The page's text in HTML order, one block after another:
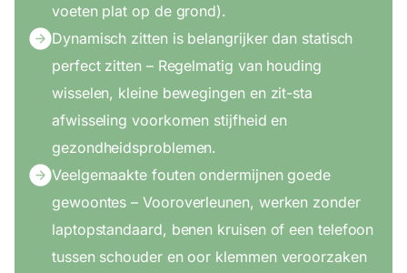
voeten plat op de grond).
Dynamisch zitten is belangrijker dan statisch
perfect zitten – Regelmatig van houding
wisselen, kleine bewegingen en zit-sta
afwisseling voorkomen stijfheid en
gezondheidsproblemen.
Veelgemaakte fouten ondermijnen goede
gewoontes – Vooroverleunen, werken zonder
laptopstandaard, benen kruisen of een telefoon
tussen schouder en oor klemmen veroorzaken